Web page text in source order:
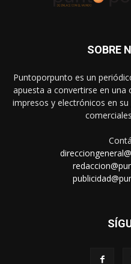
SOBRE
Puntoporpunto es un
apuesta a convertirse en una
impresos y electrónicos en